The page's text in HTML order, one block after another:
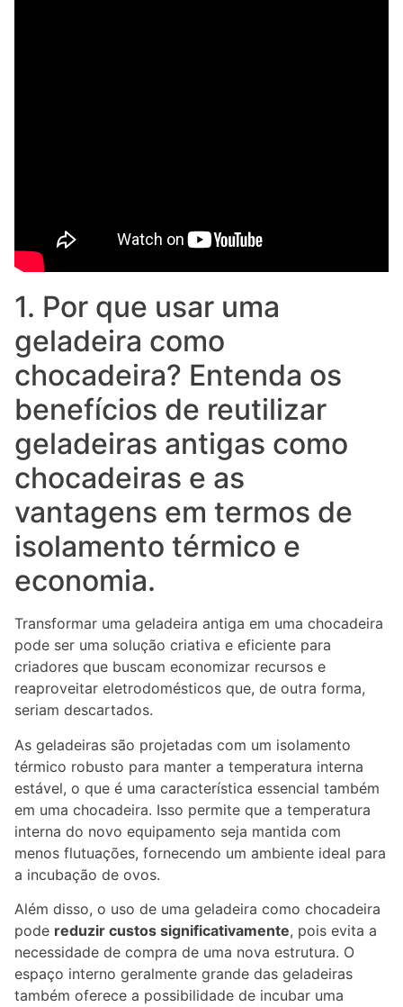
1. Por que usar uma
geladeira como
chocadeira? Entenda os
benefícios de reutilizar
geladeiras antigas como
chocadeiras e as
vantagens em termos de
isolamento térmico e
economia.
Transformar uma geladeira antiga em uma chocadeira
pode ser uma solução criativa e eficiente para
criadores que buscam economizar recursos e
reaproveitar eletrodomésticos que, de outra forma,
seriam descartados.
As geladeiras são projetadas com um isolamento
térmico robusto para manter a temperatura interna
estável, o que é uma característica essencial também
em uma chocadeira. Isso permite que a temperatura
interna do novo equipamento seja mantida com
menos flutuações, fornecendo um ambiente ideal para
a incubação de ovos.
Além disso, o uso de uma geladeira como chocadeira
pode reduzir custos significativamente, pois evita a
necessidade de compra de uma nova estrutura. O
espaço interno geralmente grande das geladeiras
também oferece a possibilidade de incubar uma